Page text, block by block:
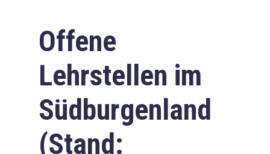
Offene
Lehrstellen im
Südburgenland
(Stand: